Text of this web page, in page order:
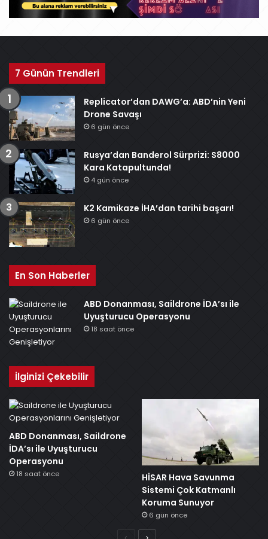
7 Günün Trendleri
Replicator’dan DAWG’a: ABD’nin Yeni
Drone Savaşı
6 gün önce
Rusya’dan Banderol Sürprizi: S8000
Kara Katapultunda!
4 gün önce
K2 Kamikaze İHA’dan tarihi başarı!
6 gün önce
En Son Haberler
ABD Donanması, Saildrone İDA’sı ile
Uyuşturucu Operasyonu
18 saat önce
İlginizi Çekebilir
ABD Donanması, Saildrone
İDA’sı ile Uyuşturucu
Operasyonu
18 saat önce
HİSAR Hava Savunma
Sistemi Çok Katmanlı
Koruma Sunuyor
6 gün önce